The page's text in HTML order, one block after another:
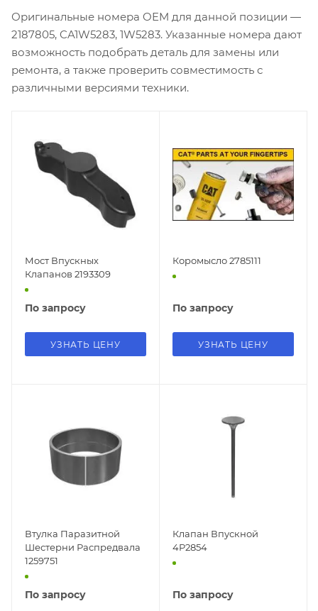
Оригинальные номера OEM для данной позиции —
2187805, CA1W5283, 1W5283. Указанные номера дают
возможность подобрать деталь для замены или
ремонта, а также проверить совместимость с
различными версиями техники.
Мост Впускных
Клапанов 2193309
По запросу
УЗНАТЬ ЦЕНУ
Коромысло 2785111
По запросу
УЗНАТЬ ЦЕНУ
Втулка Паразитной
Шестерни Распредвала
1259751
По запросу
Клапан Впускной
4P2854
По запросу